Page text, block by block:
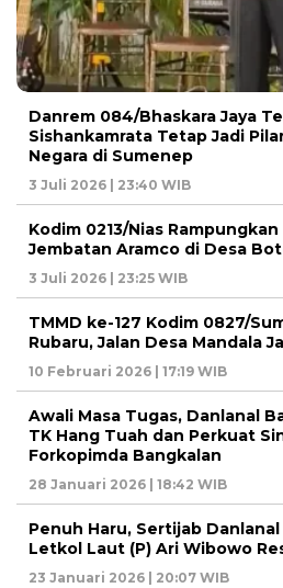
Danrem 084/Bhaskara Jaya
Sishankamrata Tetap Jadi
Negara di Sumenep
3 Juli 2026 | 23:40 WIB
Kodim 0213/Nias
Jembatan Aramco di Desa
3 Juli 2026 | 23:25 WIB
TMMD ke-127 Kodim 0827/
Rubaru, Jalan Desa Mandala
10 Februari 2026 | 17:19 WIB
Awali Masa Tugas, Danlanal
TK Hang Tuah dan Perkuat
Forkopimda Bangkalan
28 Januari 2026 | 18:42 WIB
Penuh Haru, Sertijab
Letkol Laut (P) Ari Wibowo
23 Januari 2026 | 20:07 WIB